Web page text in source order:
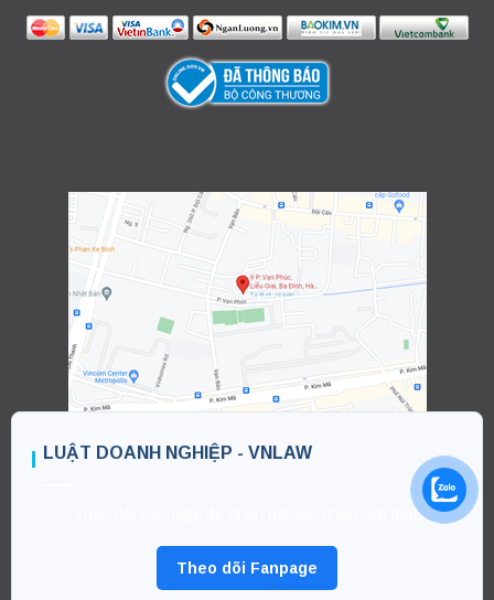
LUẬT DOANH NGHIỆP - VNLAW
Theo dõi Fanpage để nhận bài viết pháp luật mới.
Theo dõi Fanpage